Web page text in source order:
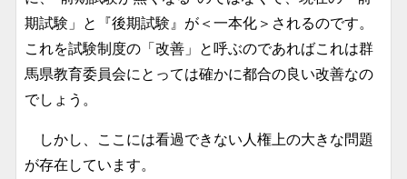
期試験」と『後期試験』が＜一本化＞されるのです。
これを試験制度の「改善」と呼ぶのであればこれは群
馬県教育委員会にとっては確かに都合の良い改善なの
でしょう。
しかし、ここには看過できない人権上の大きな問題
が存在しています。